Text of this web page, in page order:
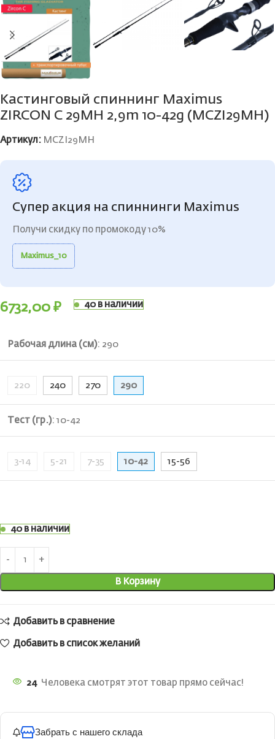
Кастинговый спиннинг Maximus
ZIRCON C 29MH 2,9m 10-42g (MCZI29MH)
Артикул: MCZI29MH
Супер акция на спиннинги Maximus
Получи скидку по промокоду 10%
Maximus_10
6732,00 ₽ 40 в наличии
Рабочая длина (см): 290
220 240 270 290
Тест (гр.): 10-42
3-14 5-21 7-35 10-42 15-56
40 в наличии
В Корзину
Добавить в сравнение
Добавить в список желаний
24 Человека смотрят этот товар прямо сейчас!
Забрать с нашего склада